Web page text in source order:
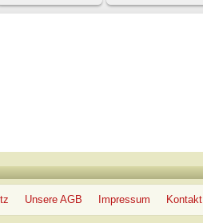
Philosophie
oder kurzgefaßtes
Unsere AGB Impressum Kontakt